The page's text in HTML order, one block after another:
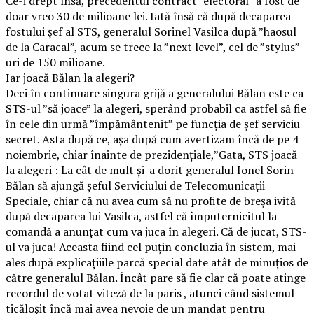
doar vreo 30 de milioane lei. Iată însă că după decaparea
fostului șef al STS, generalul Sorinel Vasilca după ”haosul
de la Caracal”, acum se trece la ”next level”, cel de ”stylus”-
uri de 150 milioane.
Iar joacă Bălan la alegeri?
Deci în continuare singura grijă a generalului Bălan este ca
STS-ul ”să joace” la alegeri, sperând probabil ca astfel să fie
în cele din urmă ”împământenit” pe funcția de șef serviciu
secret. Asta după ce, așa după cum avertizam încă de pe 4
noiembrie, chiar înainte de prezidențiale,”Gata, STS joacă
la alegeri : La cât de mult și-a dorit generalul Ionel Sorin
Bălan să ajungă șeful Serviciului de Telecomunicații
Speciale, chiar că nu avea cum să nu profite de breșa ivită
după decaparea lui Vasilca, astfel că împuternicitul la
comandă a anunțat cum va juca în alegeri. Că de jucat, STS-
ul va juca! Aceasta fiind cel puțin concluzia în sistem, mai
ales după explicațiiile parcă special date atât de minuțios de
către generalul Bălan. Încât pare să fie clar că poate atinge
recordul de votat viteză de la paris , atunci când sistemul
ticăloșit încă mai avea nevoie de un mandat pentru